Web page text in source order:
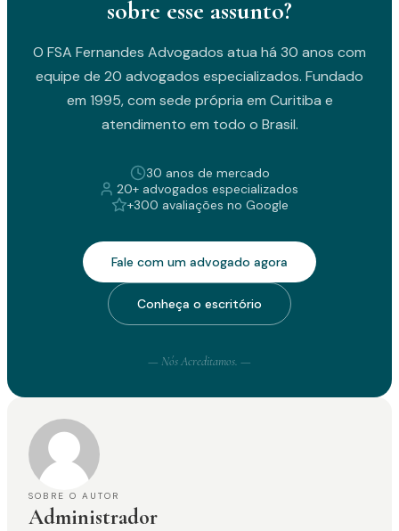
sobre esse assunto?
O FSA Fernandes Advogados atua há 30 anos com
equipe de 20 advogados especializados. Fundado
em 1995, com sede própria em Curitiba e
atendimento em todo o Brasil.
30 anos de mercado
20+ advogados especializados
+300 avaliações no Google
Fale com um advogado agora
Conheça o escritório
— Nós Acreditamos. —
SOBRE O AUTOR
Administrador